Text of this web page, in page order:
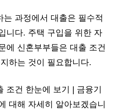
는 과정에서 대출은 필수적
니다. 주택 구입을 위한 자
에 신혼부부들은 대출 조건
하는 것이 필요합니다.
조건 한눈에 보기 | 금융기
대해 자세히 알아보겠습니